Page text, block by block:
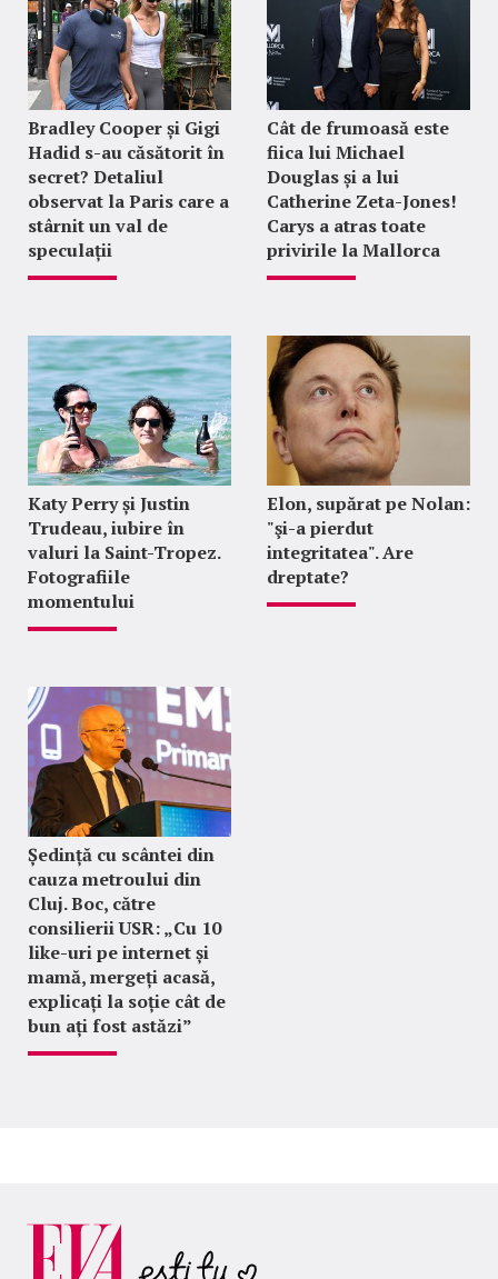
Bradley Cooper și Gigi
Hadid s-au căsătorit în
secret? Detaliul
observat la Paris care a
stârnit un val de
speculații
Cât de frumoasă este
fiica lui Michael
Douglas și a lui
Catherine Zeta-Jones!
Carys a atras toate
privirile la Mallorca
Katy Perry și Justin
Trudeau, iubire în
valuri la Saint-Tropez.
Fotografiile
momentului
Elon, supărat pe Nolan:
"şi-a pierdut
integritatea". Are
dreptate?
Ședință cu scântei din
cauza metroului din
Cluj. Boc, către
consilierii USR: „Cu 10
like-uri pe internet și
mamă, mergeți acasă,
explicați la soție cât de
bun ați fost astăzi”